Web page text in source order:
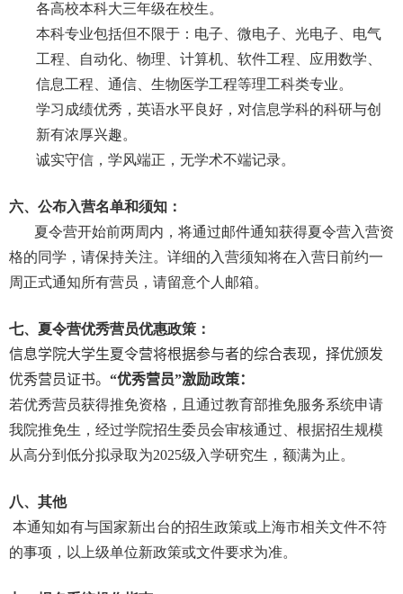
各高校本科大三年级在校生。
本科专业包括但不限于：电子、微电子、光电子、电气
工程、自动化、物理、计算机、软件工程、应用数学、
信息工程、通信、生物医学工程等理工科类专业。
学习成绩优秀，英语水平良好，对信息学科的科研与创
新有浓厚兴趣。
诚实守信，学风端正，无学术不端记录。
六、公布入营名单和须知：
夏令营开始前两周内，将通过邮件通知获得夏令营入营资
格的同学，请保持关注。详细的入营须知将在入营日前约一
周正式通知所有营员，请留意个人邮箱。
七、夏令营优秀营员优惠政策：
信息学院大学生夏令营将根据参与者的综合表现，择优颁发
优秀营员证书。 “优秀营员”激励政策：
若优秀营员获得推免资格，且通过教育部推免服务系统申请
我院推免生，经过学院招生委员会审核通过、根据招生规模
从高分到低分拟录取为2025级入学研究生，额满为止。
八、其他
本通知如有与国家新出台的招生政策或上海市相关文件不符
的事项，以上级单位新政策或文件要求为准。